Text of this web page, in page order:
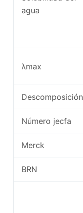
agua
λmax
Descomposición
Número jecfa
Merck
BRN